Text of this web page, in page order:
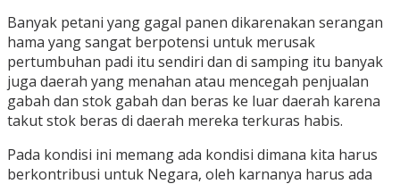
Banyak petani yang gagal panen dikarenakan serangan
hama yang sangat berpotensi untuk merusak
pertumbuhan padi itu sendiri dan di samping itu banyak
juga daerah yang menahan atau mencegah penjualan
gabah dan stok gabah dan beras ke luar daerah karena
takut stok beras di daerah mereka terkuras habis.
Pada kondisi ini memang ada kondisi dimana kita harus
berkontribusi untuk Negara, oleh karnanya harus ada